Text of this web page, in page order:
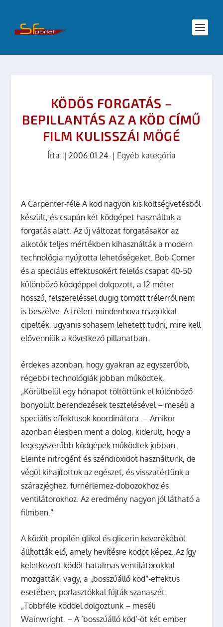
KÖDÖS FORGATÁS –
BEPILLANTÁS AZ A KÖD CÍMŰ
FILM KULISSZÁI MÖGÉ
Írta: | 2006.01.24. | Egyéb kategória
A Carpenter-féle A köd nagyon kis költségvetésből
készült, és csupán két ködgépet használtak a
forgatás alatt. Az új változat forgatásakor az
alkotók teljes mértékben kihasználták a modern
technológia nyújtotta lehetőségeket. Bob Comer
és a speciális effektusokért felelős csapat 40-50
különböző ködgéppel dolgozott, a 12 méter
hosszú, felszereléssel dugig tömött trélerről nem
is beszélve. A trélert mindenhova magukkal
cipelték, ugyanis sohasem lehetett tudni, mire kell
elővenniük a következő pillanatban.
érdekes azonban, hogy gyakran az egyszerűbb,
régebbi technológiák jobban működtek.
„Körülbelül egy hónapot töltöttünk el különböző
bonyolult berendezések tesztelésével – meséli a
speciális effektusok koordinátora. – Amikor
azonban élesben ment a dolog, kiderült, hogy a
legegyszerűbb ködgépek működtek jobban.
Eleinte nitrogént és széndioxidot használtunk, de
végül kihajítottuk az egészet, és visszatértünk a
szárazjéghez, furnérlemez-dobozokhoz és
ventilátorokhoz. Az eredmény nagyon jól látható a
filmben.”
A ködöt propilén glikol és glicerin keverékéből
állították elő, amely hevítésre ködöt képez. Az így
keletkezett ködöt hatalmas ventilátorokkal
mozgatták, vagy, a „bosszúálló köd”-effektus
esetében, porlasztókkal fújták szanaszét.
„Többféle köddel dolgoztunk – meséli
Wainwright. – A ’bosszúálló köd’-öt két ember